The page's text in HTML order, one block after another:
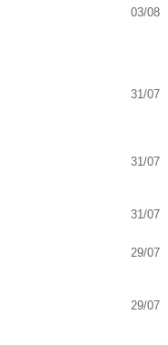
03/08
31/07
31/07
31/07
29/07
29/07